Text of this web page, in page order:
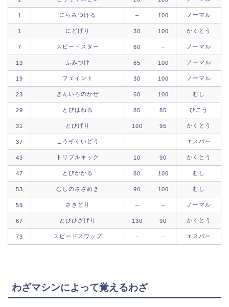
1 にらみつける – 100 ノーマル
1 にどげり 30 100 かくとう
7 スピードスター 60 – ノーマル
13 ふみつけ 65 100 ノーマル
19 フェイント 30 100 ノーマル
23 ぎんいろのかぜ 60 100 むし
29 とびはねる 85 85 ひこう
31 とびげり 100 95 かくとう
37 こうそくいどう – – エスパー
43 トリプルキック 10 90 かくとう
47 とびかかる 80 100 むし
53 むしのさざめき 90 100 むし
59 さきどり – – ノーマル
67 とびひざげり 130 90 かくとう
73 スピードスワップ – – エスパー
わざマシンによって覚えるわざ